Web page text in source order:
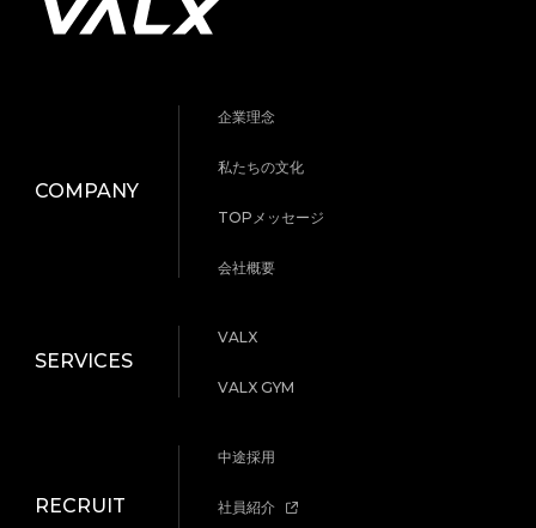
COMPANY
企業理念
私たちの文化
TOPメッセージ
会社概要
SERVICES
VALX
VALX GYM
RECRUIT
中途採用
社員紹介